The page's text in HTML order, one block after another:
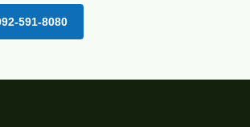
591-8080